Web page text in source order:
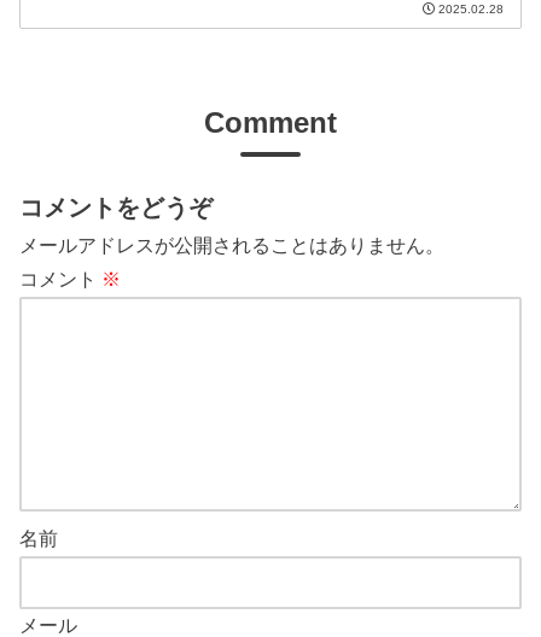
2025.02.28
Comment
コメントをどうぞ
メールアドレスが公開されることはありません。
コメント ※
名前
メール